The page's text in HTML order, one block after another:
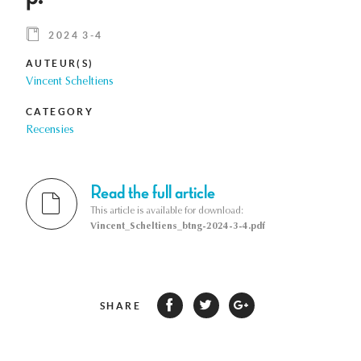
2024 3-4
AUTEUR(S)
Vincent Scheltiens
CATEGORY
Recensies
Read the full article
This article is available for download:
Vincent_Scheltiens_btng-2024-3-4.pdf
SHARE